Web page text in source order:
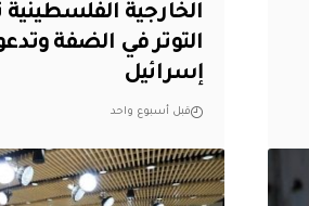
الخارجية
التوتر في الضفة
إسرائيل
قبل أسبوع واحد